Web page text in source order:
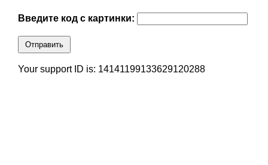
Введите код с картинки:
Отправить
Your support ID is: 14141199133629120288